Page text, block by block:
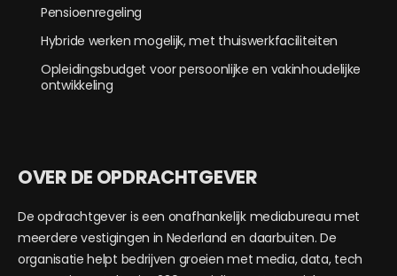
Pensioenregeling
Hybride werken mogelijk, met thuiswerkfaciliteiten
Opleidingsbudget voor persoonlijke en vakinhoudelijke
ontwikkeling
OVER DE OPDRACHTGEVER
De opdrachtgever is een onafhankelijk mediabureau met
meerdere vestigingen in Nederland en daarbuiten. De
organisatie helpt bedrijven groeien met media, data, tech